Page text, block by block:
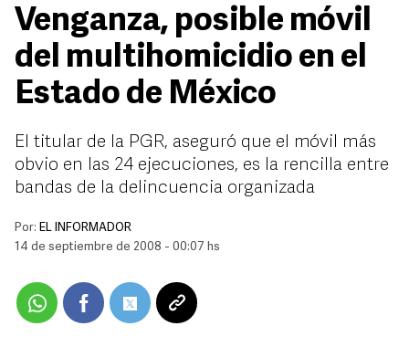
Venganza, posible móvil
del multihomicidio en el
Estado de México
El titular de la PGR, aseguró que el móvil más
obvio en las 24 ejecuciones, es la rencilla entre
bandas de la delincuencia organizada
Por: EL INFORMADOR
14 de septiembre de 2008 - 00:07 hs